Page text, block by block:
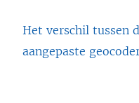
Het verschil tussen
aangepaste